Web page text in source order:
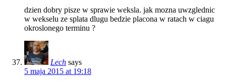
dzien dobry pisze w sprawie weksla. jak mozna uwzglednic
w wekselu ze splata dlugu bedzie placona w ratach w ciagu
okroslonego terminu ?
Lech says
5 maja 2015 at 19:18